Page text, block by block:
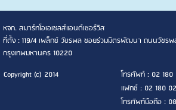
หจก. สมาร์ทโอเอเซลส์แอนด์เซอร์วิส
ที่ตั้ง : 119/4 เพล็กซ์ วัชรพล ซอยร่วมมิตรพัฒนา ถนนวัชรพล
กรุงเทพมหานคร 10220
Copyright (c) 2014
โทรศัพท์ : 02
แฟกซ์ : 02 180
โทรศัพท์มือถือ :